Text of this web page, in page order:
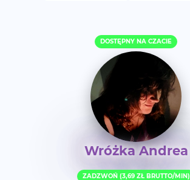
DOSTĘPNY NA CZACIE
Wróżka Andrea
ZADZWOŃ (3,69 ZŁ BRUTTO/MIN)